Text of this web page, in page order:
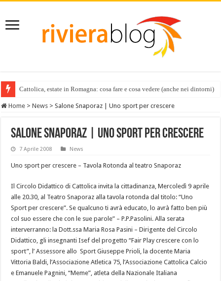
Cattolica, estate in Romagna: cosa fare e cosa vedere (anche nei dintorni)
Home > News > Salone Snaporaz | Uno sport per crescere
Salone Snaporaz | Uno sport per crescere
7 Aprile 2008 News
Uno sport per crescere – Tavola Rotonda al teatro Snaporaz
Il Circolo Didattico di Cattolica invita la cittadinanza, Mercoledì 9 aprile
alle 20.30, al Teatro Snaporaz alla tavola rotonda dal titolo: “Uno
Sport per crescere”. Se qualcuno ti avrà educato, lo avrà fatto ben più
col suo essere che con le sue parole” – P.P.Pasolini. Alla serata
interverranno: la Dott.ssa Maria Rosa Pasini – Dirigente del Circolo
Didattico, gli insegnanti Isef del progetto “Fair Play crescere con lo
sport”, l’ Assessore allo Sport Giuseppe Prioli, la docente Maria
Vittoria Baldi, l’Associazione Atletica 75, l’Associazione Cattolica Calcio
e Emanuele Pagnini, “Meme”, atleta della Nazionale Italiana